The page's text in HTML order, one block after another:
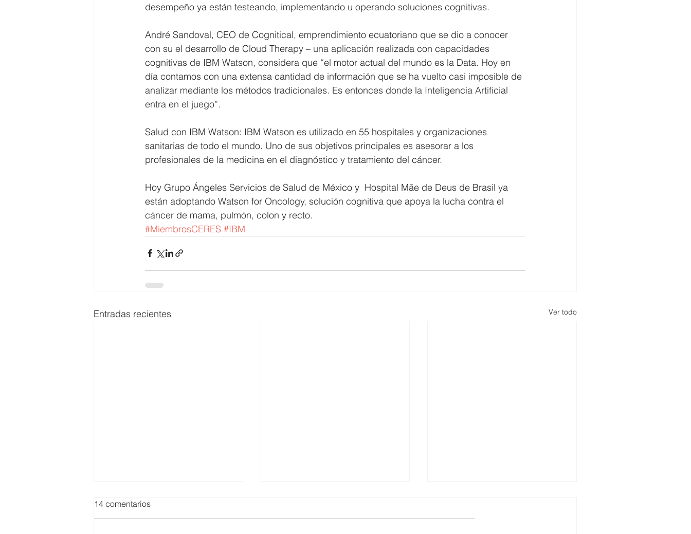
desempeño ya están testeando, implementando u operando soluciones cognitivas.
André Sandoval, CEO de Cognitical, emprendimiento ecuatoriano que se dio a conocer
con su el desarrollo de Cloud Therapy – una aplicación realizada con capacidades
cognitivas de IBM Watson, considera que “el motor actual del mundo es la Data. Hoy en
día contamos con una extensa cantidad de información que se ha vuelto casi imposible de
analizar mediante los métodos tradicionales. Es entonces donde la Inteligencia Artificial
entra en el juego”.
Salud con IBM Watson: IBM Watson es utilizado en 55 hospitales y organizaciones
sanitarias de todo el mundo. Uno de sus objetivos principales es asesorar a los
profesionales de la medicina en el diagnóstico y tratamiento del cáncer.
Hoy Grupo Ángeles Servicios de Salud de México y  Hospital Mãe de Deus de Brasil ya
están adoptando Watson for Oncology, solución cognitiva que apoya la lucha contra el
cáncer de mama, pulmón, colon y recto.
#MiembrosCERES #IBM
Entradas recientes Ver todo
14 comentarios